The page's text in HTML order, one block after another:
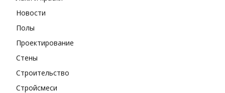
Новости
Полы
Проектирование
Стены
Строительство
Стройсмеси